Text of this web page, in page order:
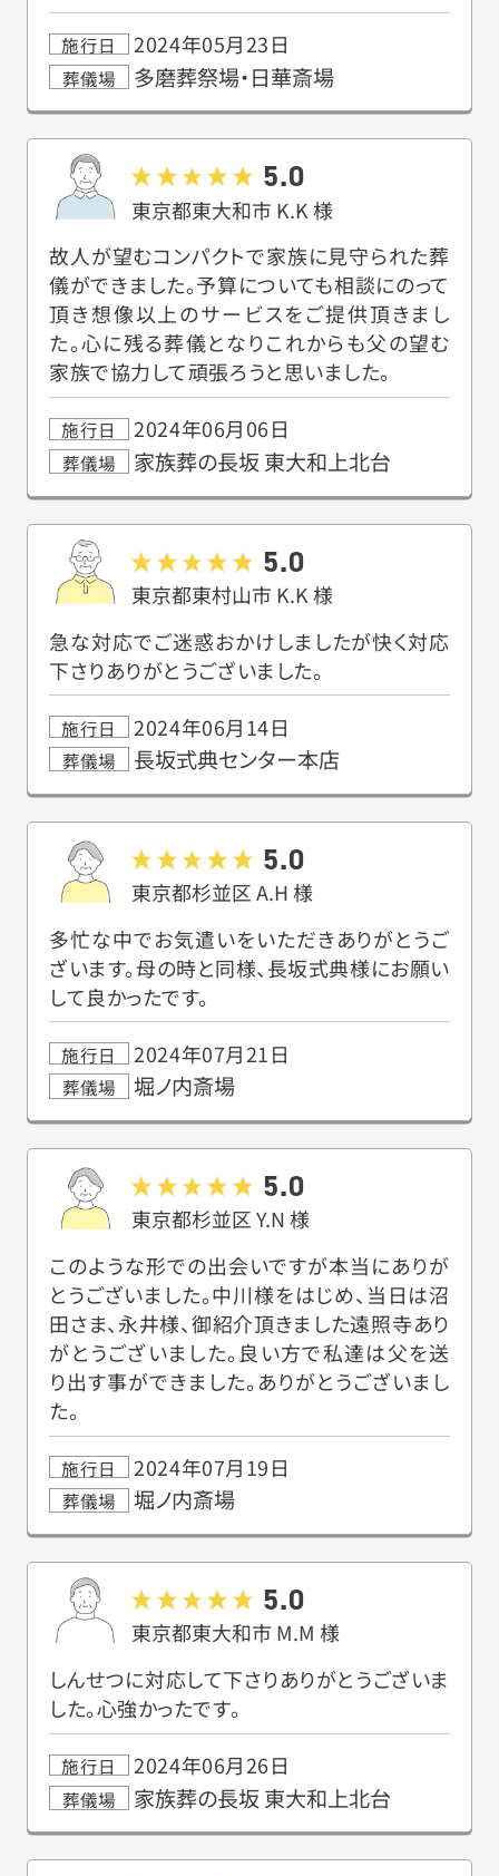
施行日 2024年05月23日
葬儀場 多磨葬祭場・日華斎場
東京都東大和市 K.K様
5.0
施行日 2024年06月06日
故人が望むコンパクトで家族に見守られた葬
儀ができました。予算についても相談にのって
頂き想像以上のサービスをご提供頂きまし
た。心に残る葬儀となりこれからも父の望む
家族で協力して頑張ろうと思いました。
葬儀場 家族葬の長坂 東大和上北台
東京都東村山市 K.K様
5.0
施行日 2024年06月14日
急な対応でご迷惑おかけしましたが快く対応
下さりありがとうございました。
葬儀場 長坂式典センター本店
東京都杉並区A.H様
5.0
施行日 2024年07月21日
多忙な中でお気遣いをいただきありがとうご
ざいます。母の時と同様、長坂式典様にお願い
して良かったです。
葬儀場 堀ノ内斎場
東京都杉並区Y.N様
5.0
施行日 2024年07月19日
このような形での出会いですが本当にありが
とうございました。中川様をはじめ、当日は沼
田さま、永井様、御紹介頂きました遠照寺あり
がとうございました。良い方で私達は父を送
り出す事ができました。ありがとうございまし
た。
葬儀場 堀ノ内斎場
東京都東大和市 M.M様
5.0
施行日 2024年06月26日
しんせつに対応して下さりありがとうございま
した。心強かったです。
葬儀場 家族葬の長坂 東大和上北台